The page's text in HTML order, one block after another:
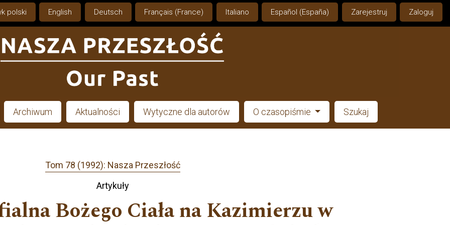
polski English Deutsch Français (France) Italiano Español (España) Zarejestruj Zaloguj
Archiwum Aktualności Wytyczne dla autorów O czasopiśmie Szukaj
Tom 78 (1992): Nasza Przeszłość
Artykuły
Bożego Ciała na Kazimierzu w